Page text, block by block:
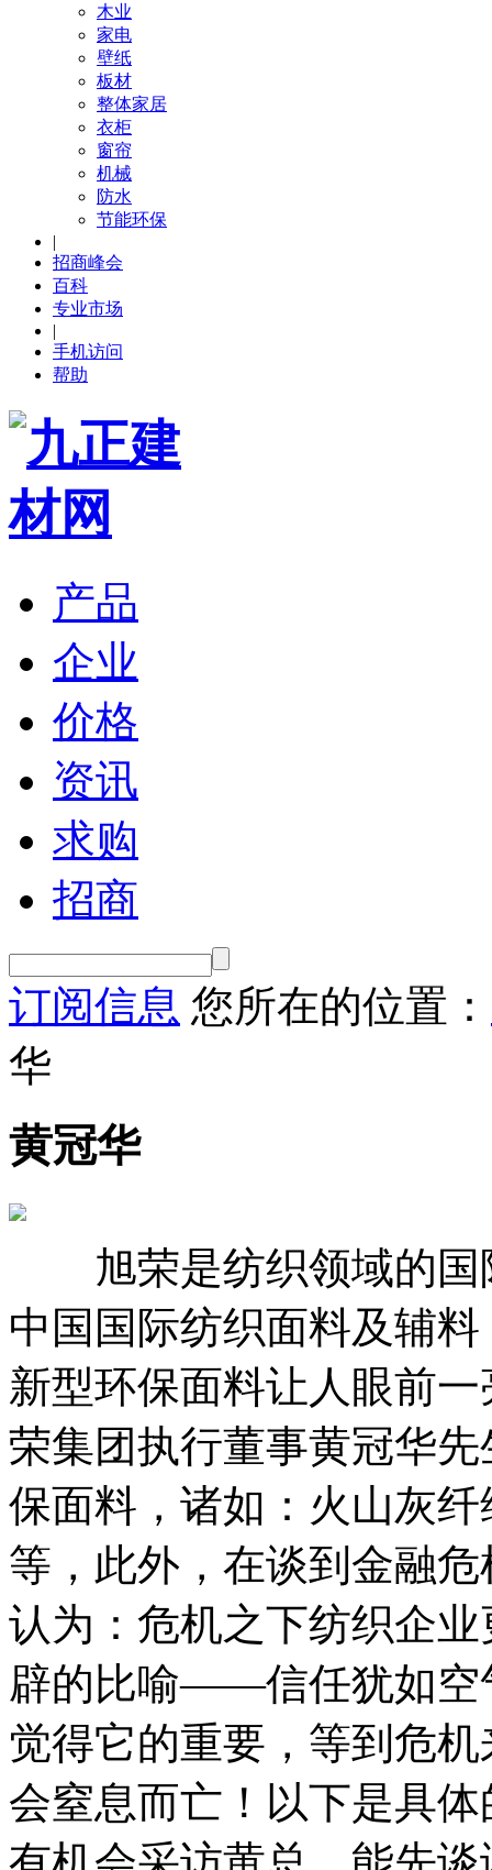
木业
家电
壁纸
板材
整体家居
衣柜
窗帘
机械
防水
节能环保
|
招商峰会
百科
专业市场
|
手机访问
帮助
产品
企业
价格
资讯
求购
招商
订阅信息 您所在的位置：
华
黄冠华
旭荣是纺织领域的国
中国国际纺织面料及辅
新型环保面料让人眼前
荣集团执行董事黄冠华
保面料，诸如：火山灰
等，此外，在谈到金融
认为：危机之下纺织企
辟的比喻——信任犹如空
觉得它的重要，等到危
会窒息而亡！以下是具